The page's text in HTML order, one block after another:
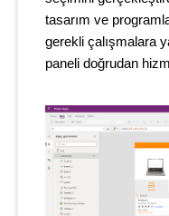
tasarım ve
gerekli çalışmalara
paneli doğrudan